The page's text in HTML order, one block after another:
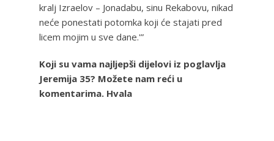
kralj Izraelov – Jonadabu, sinu Rekabovu, nikad
neće ponestati potomka koji će stajati pred
licem mojim u sve dane.'”
Koji su vama najljepši dijelovi iz poglavlja
Jeremija 35? Možete nam reći u
komentarima. Hvala